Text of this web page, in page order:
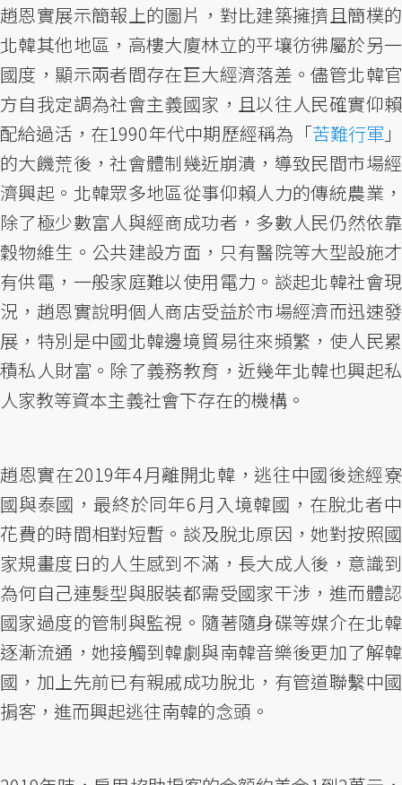
趙恩實展示簡報上的圖片，對比建築擁擠且簡樸的
北韓其他地區，高樓大廈林立的平壤彷彿屬於另一
國度，顯示兩者間存在巨大經濟落差。儘管北韓官
方自我定調為社會主義國家，且以往人民確實仰賴
配給過活，在1990年代中期歷經稱為「苦難行軍」
的大饑荒後，社會體制幾近崩潰，導致民間市場經
濟興起。北韓眾多地區從事仰賴人力的傳統農業，
除了極少數富人與經商成功者，多數人民仍然依靠
穀物維生。公共建設方面，只有醫院等大型設施才
有供電，一般家庭難以使用電力。談起北韓社會現
況，趙恩實說明個人商店受益於市場經濟而迅速發
展，特別是中國北韓邊境貿易往來頻繁，使人民累
積私人財富。除了義務教育，近幾年北韓也興起私
人家教等資本主義社會下存在的機構。
趙恩實在2019年4月離開北韓，逃往中國後途經寮
國與泰國，最終於同年6月入境韓國，在脫北者中
花費的時間相對短暫。談及脫北原因，她對按照國
家規畫度日的人生感到不滿，長大成人後，意識到
為何自己連髮型與服裝都需受國家干涉，進而體認
國家過度的管制與監視。隨著隨身碟等媒介在北韓
逐漸流通，她接觸到韓劇與南韓音樂後更加了解韓
國，加上先前已有親戚成功脫北，有管道聯繫中國
掮客，進而興起逃往南韓的念頭。